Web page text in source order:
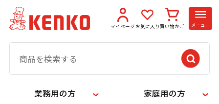
マイページ お気に入り 買い物かご メニュー
業務用の方 家庭用の方